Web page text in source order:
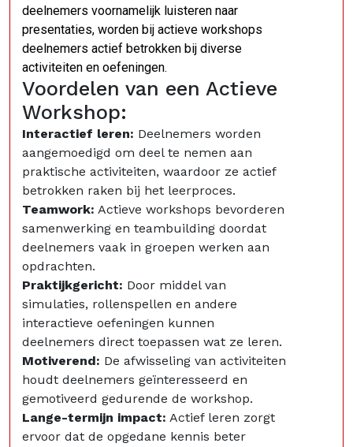
deelnemers voornamelijk luisteren naar
presentaties, worden bij actieve workshops
deelnemers actief betrokken bij diverse
activiteiten en oefeningen.
Voordelen van een Actieve
Workshop:
Interactief leren: Deelnemers worden
aangemoedigd om deel te nemen aan
praktische activiteiten, waardoor ze actief
betrokken raken bij het leerproces.
Teamwork: Actieve workshops bevorderen
samenwerking en teambuilding doordat
deelnemers vaak in groepen werken aan
opdrachten.
Praktijkgericht: Door middel van
simulaties, rollenspellen en andere
interactieve oefeningen kunnen
deelnemers direct toepassen wat ze leren.
Motiverend: De afwisseling van activiteiten
houdt deelnemers geïnteresseerd en
gemotiveerd gedurende de workshop.
Lange-termijn impact: Actief leren zorgt
ervoor dat de opgedane kennis beter